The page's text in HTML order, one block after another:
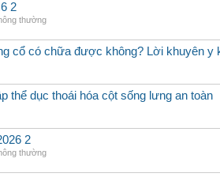
2
thường
cổ có chữa được không? Lời khuyên y
thể dục thoái hóa cột sống lưng an toàn
2
thường